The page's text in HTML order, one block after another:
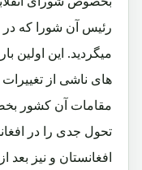
رئیس آن شورا که در
میگردید. این اولین
های ناشی از تغییرات
مقامات آن کشور
تحول جدی را در
افغانستان و نیز